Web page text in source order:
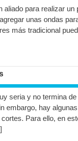
para realizar
unas ondas
más tradicional
seria y no termina
embargo, hay
Para ello, en